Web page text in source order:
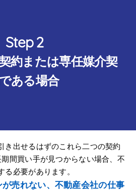
約または専任媒介契
ある場合
き出せるはずのこれら二つの契約
間買い手が見つからない場合、不
る必要があります。
が売れない、不動産会社の仕事